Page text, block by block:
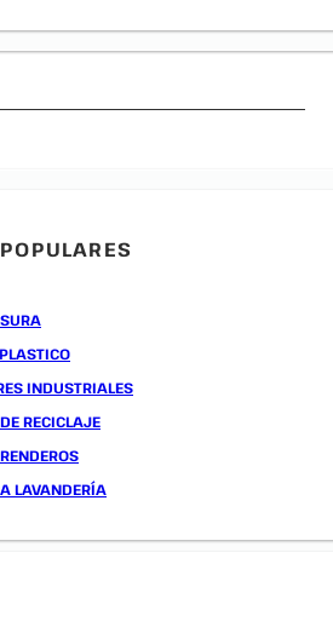
INDUSTRIALES
RECICLAJE
LAVANDERÍA